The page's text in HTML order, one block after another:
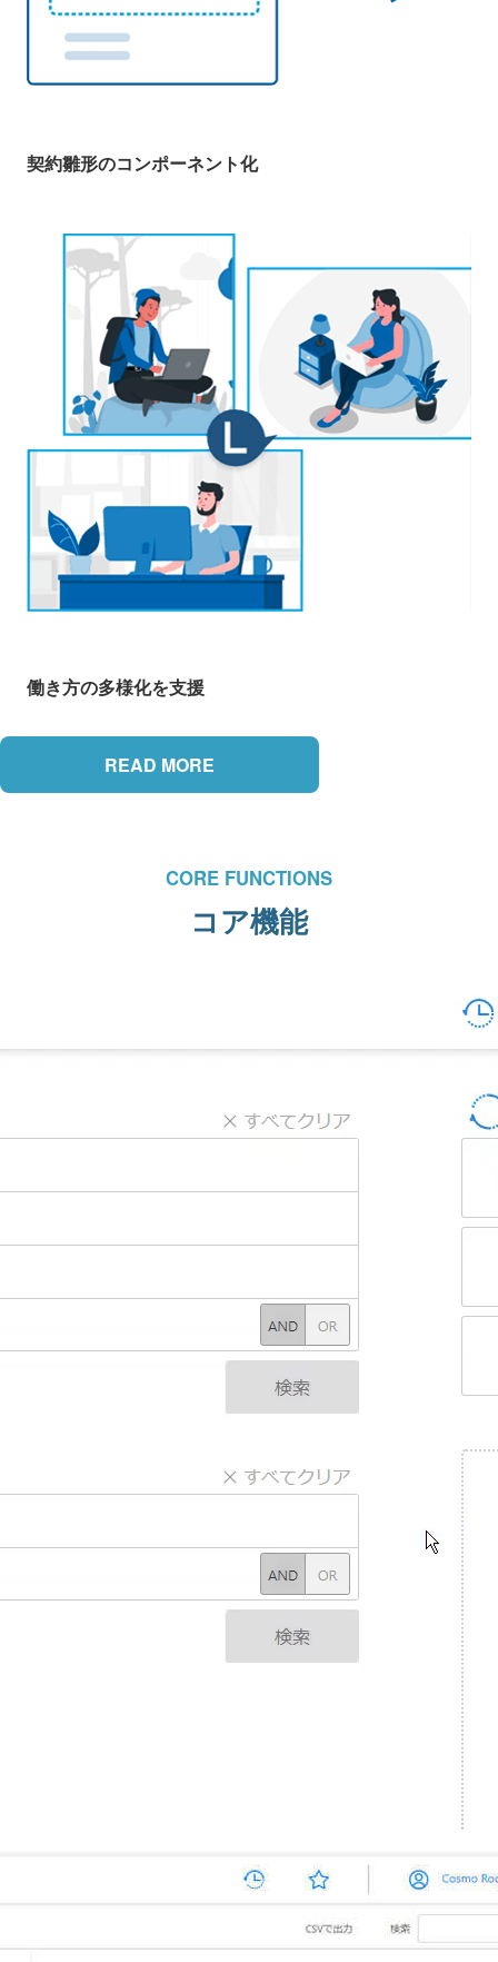
契約雛形のコンポーネント化
働き方の多様化を支援
READ MORE
CORE FUNCTIONS
コア機能